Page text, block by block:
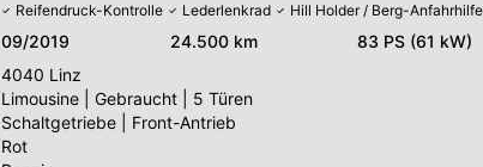
Reifendruck-Kontrolle Lederlenkrad Hill Holder / Berg-Anfahrhilfe
09/2019 24.500 km 83 PS (61 kW)
4040 Linz
Limousine
Gebraucht
5 Türen
Schaltgetriebe
Front-Antrieb
Rot